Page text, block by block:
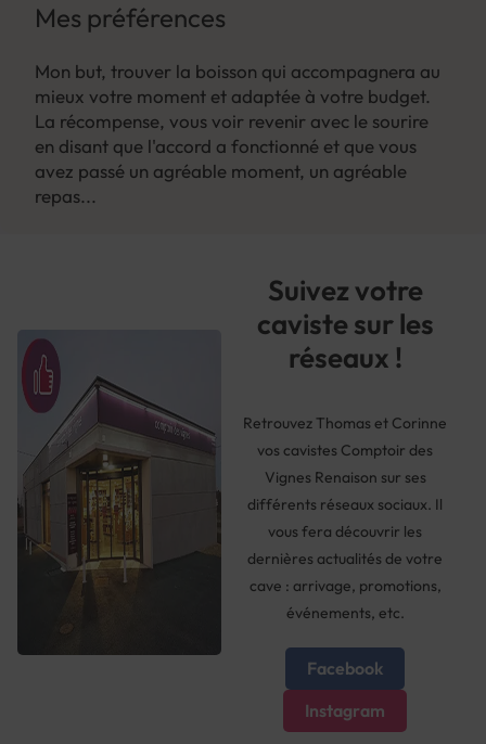
Mes préférences
Mon but, trouver la boisson qui accompagnera au
mieux votre moment et adaptée à votre budget.
La récompense, vous voir revenir avec le sourire
en disant que l'accord a fonctionné et que vous
avez passé un agréable moment, un agréable
repas...
Suivez votre
caviste sur les
réseaux !
Retrouvez Thomas et Corinne
vos cavistes Comptoir des
Vignes Renaison sur ses
différents réseaux sociaux. Il
vous fera découvrir les
dernières actualités de votre
cave : arrivage, promotions,
événements, etc.
Facebook
Instagram